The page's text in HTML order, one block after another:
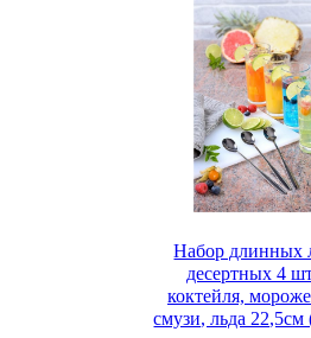
Набор длинных
десертных 4
коктейля,
смузи, льда